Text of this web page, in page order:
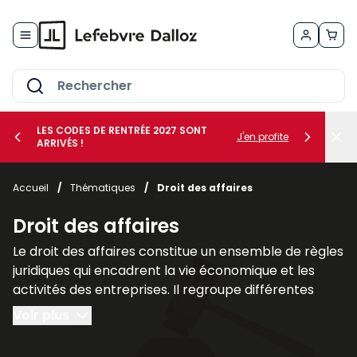
le sous-menu Vos métiers
le sous-menu Vos besoins
LES CODES DE RENTRÉE 2027 SONT
ARRIVÉS !
J'en profite
Accueil / Thématiques / Droit des affaires
Droit des affaires
Le droit des affaires constitue un ensemble de règles
juridiques qui encadrent la vie économique et les
activités des entreprises. Il regroupe différentes
branches du droit qui interviennent dans la création,
la gestion et la protection des sociétés ainsi que